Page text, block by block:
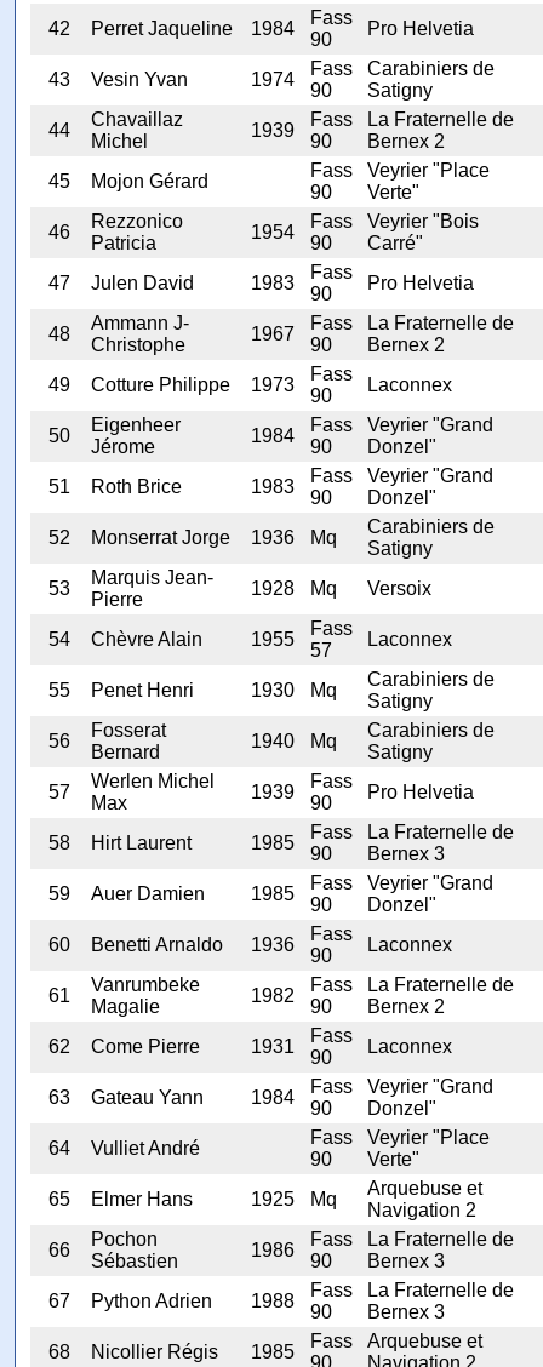
42 Perret Jaqueline 1984
Fass
90
Pro Helvetia
43 Vesin Yvan 1974
Fass
90
Carabiniers de
Satigny
44
Chavaillaz
Michel
1939
Fass
90
La Fraternelle de
Bernex 2
45
Mojon Gérard
Fass
90
Veyrier "Place
Verte"
46
Rezzonico
Patricia
1954
Fass
90
Veyrier "Bois
Carré"
47
Julen David 1983
Fass
90
Pro Helvetia
48
Ammann J-
Christophe
1967
Fass
90
La Fraternelle de
Bernex 2
49
Cotture Philippe 1973
Fass
90
Laconnex
50
Eigenheer
Jérome
1984
Fass
90
Veyrier "Grand
Donzel"
51
Roth Brice 1983
Fass
90
Veyrier "Grand
Donzel"
52
Monserrat Jorge 1936 Mq
Carabiniers de
Satigny
53
Marquis Jean-
Pierre
1928 Mq Versoix
54 Chèvre Alain 1955
Fass
57
Laconnex
55 Penet Henri 1930 Mq
Carabiniers de
Satigny
56
Fosserat
Bernard
1940 Mq
Carabiniers de
Satigny
57
Werlen Michel
Max
1939
Fass
90
Pro Helvetia
58 Hirt Laurent 1985
Fass
90
La Fraternelle de
Bernex 3
59
Auer Damien 1985
Fass
90
Veyrier "Grand
Donzel"
60
Benetti Arnaldo 1936
Fass
90
Laconnex
61
Vanrumbeke
Magalie
1982
Fass
90
La Fraternelle de
Bernex 2
62
Come Pierre 1931
Fass
90
Laconnex
63 Gateau Yann 1984
Fass
90
Veyrier "Grand
Donzel"
64
Vulliet André
Fass
90
Veyrier "Place
Verte"
65
Elmer Hans 1925 Mq
Arquebuse et
Navigation 2
66
Pochon
Sébastien
1986
Fass
90
La Fraternelle de
Bernex 3
67
Python Adrien 1988
Fass
90
La Fraternelle de
Bernex 3
68
Nicollier Régis 1985
Fass
Arquebuse et